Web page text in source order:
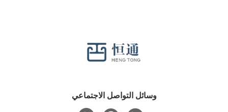
وسائل التواصل الاجتماعي